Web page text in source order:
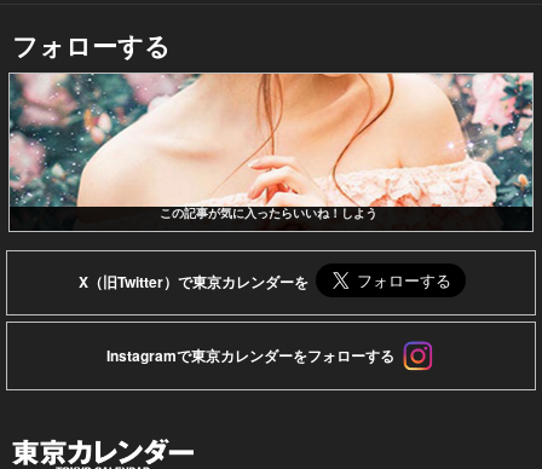
フォローする
この記事が気に入ったらいいね！しよう
X（旧Twitter）で東京カレンダーを
Instagramで東京カレンダーをフォローする